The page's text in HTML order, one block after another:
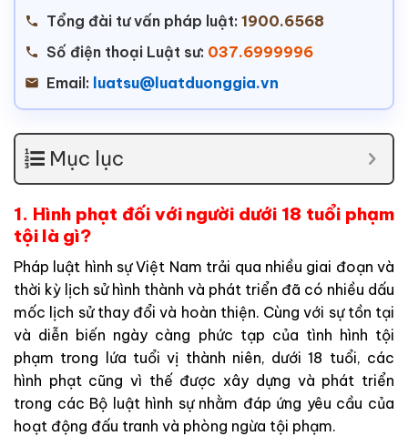
Tổng đài tư vấn pháp luật: 1900.6568
Số điện thoại Luật sư: 037.6999996
Email: luatsu@luatduonggia.vn
Mục lục
1. Hình phạt đối với người dưới 18 tuổi phạm
tội là gì?
Pháp luật hình sự Việt Nam trải qua nhiều giai đoạn và
thời kỳ lịch sử hình thành và phát triển đã có nhiều dấu
mốc lịch sử thay đổi và hoàn thiện. Cùng với sự tồn tại
và diễn biến ngày càng phức tạp của tình hình tội
phạm trong lứa tuổi vị thành niên, dưới 18 tuổi, các
hình phạt cũng vì thế được xây dựng và phát triển
trong các Bộ luật hình sự nhằm đáp ứng yêu cầu của
hoạt động đấu tranh và phòng ngừa tội phạm.